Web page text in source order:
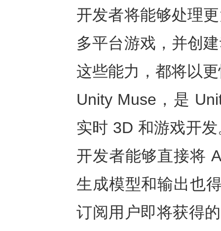
开发者将能够处理
多平台游戏，并创
这些能力，都将以
Unity Muse，是
实时 3D 和游戏开
开发者能够直接将
生成模型和输出也
订阅用户即将获得